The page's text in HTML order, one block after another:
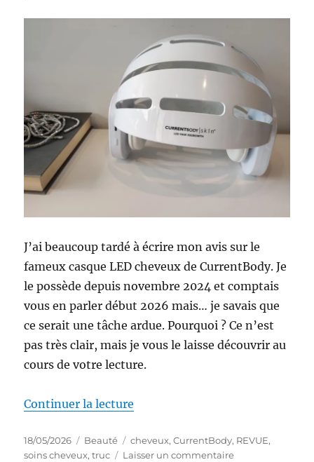
J’ai beaucoup tardé à écrire mon avis sur le
fameux casque LED cheveux de CurrentBody. Je
le possède depuis novembre 2024 et comptais
vous en parler début 2026 mais… je savais que
ce serait une tâche ardue. Pourquoi ? Ce n’est
pas très clair, mais je vous le laisse découvrir au
cours de votre lecture.
Continuer la lecture
Publié
le
18/05/2026 Catégories
Beauté Étiquettes
cheveux,CurrentBody, REVUE,
soins cheveux,truc Laisser un commentairesur